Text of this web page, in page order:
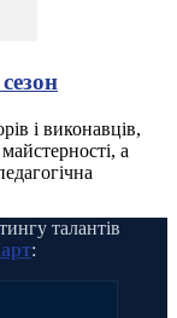
і виконавців,
а
талантів
: